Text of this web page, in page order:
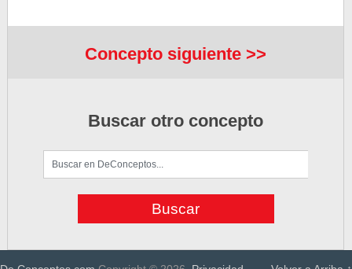
Concepto siguiente >>
Buscar otro concepto